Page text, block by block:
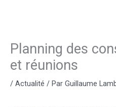
Planning des
et réunions
/ Actualité / Par Guillaume